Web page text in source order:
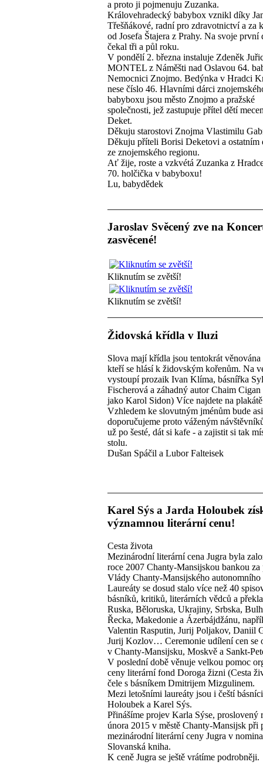
a proto ji pojmenuju Zuzanka.
Královehradecký babybox vznikl díky
Třešňákové, radní pro zdravotnictví a za
od Josefa Štajera z Prahy. Na svoje první
čekal tři a půl roku.
V pondělí 2. března instaluje Zdeněk
MONTEL z Náměšti nad Oslavou 64.
Nemocnici Znojmo. Bedýnka v Hradci
nese číslo 46. Hlavními dárci
babyboxu jsou město Znojmo a pražské
společnosti, jež zastupuje přítel dětí
Deket.
Děkuju starostovi Znojma Vlastimilu
Děkuju příteli Borisi Deketovi a ostatním
ze znojemského regionu.
Ať žije, roste a vzkvétá Zuzanka z
70. holčička v babyboxu!
Lu, babydědek
Jaroslav Svěcený zve na
zasvěcené!
Kliknutím se zvětší!
Kliknutím se zvětší!
Židovská křídla v Iluzi
Slova mají křídla jsou tentokrát věnována
kteří se hlásí k židovským kořenům. Na
vystoupí prozaik Ivan Klíma, básnířka
Fischerová a záhadný autor Chaim
jako Karol Sidon) Více najdete na
Vzhledem ke slovutným jménům bude
doporučujeme proto váženým
už po šesté, dát si kafe - a zajistit si tak
stolu.
Dušan Spáčil a Lubor Falteisek
Karel Sýs a Jarda Holoubek
významnou literární cenu!
Cesta života
Mezinárodní literární cena Jugra byla
roce 2007 Chanty-Mansijskou bankou za
Vlády Chanty-Mansijského autonomního
Laureáty se dosud stalo více než 40
básníků, kritiků, literárních vědců a
Ruska, Běloruska, Ukrajiny, Srbska,
Řecka, Makedonie a Ázerbájdžánu,
Valentin Rasputin, Jurij Poljakov, Daniil
Jurij Kozlov… Ceremonie udílení cen se
v Chanty-Mansijsku, Moskvě a Sankt-
V poslední době věnuje velkou pomoc
ceny literární fond Doroga žizni (Cesta
čele s básníkem Dmitrijem Mizgulinem.
Mezi letošními laureáty jsou i čeští
Holoubek a Karel Sýs.
Přinášíme projev Karla Sýse, proslovený
února 2015 v městě Chanty-Mansijsk při
mezinárodní literární ceny Jugra v
Slovanská kniha.
K ceně Jugra se ještě vrátíme podrobněji.